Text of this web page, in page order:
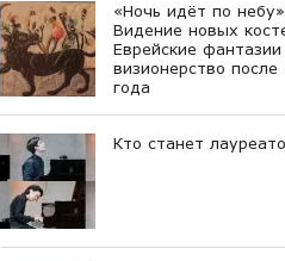
«Ночь идёт по
Видение новых
Еврейские фантазии
визионерство после
года
Кто станет